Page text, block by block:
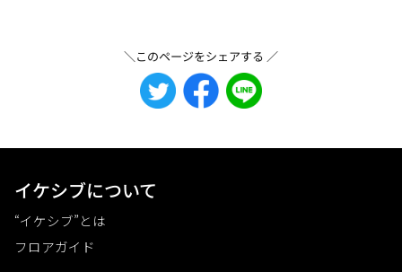
＼このページをシェアする ／
イケシブについて
“イケシブ”とは
フロアガイド